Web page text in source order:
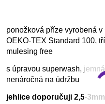
ponožková příze vyrobená
OEKO-TEX Standard 100,
mulesing free
s úpravou superwash,
nenáročná na údržbu
jehlice doporučuji 2,5-3mm